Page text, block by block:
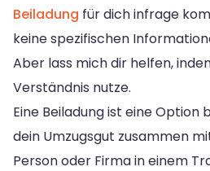
Beiladung für dich infrage
keine spezifischen
Aber lass mich dir helfen,
Verständnis nutze.
Eine Beiladung ist eine Option
dein Umzugsgut zusammen
Person oder Firma in einem